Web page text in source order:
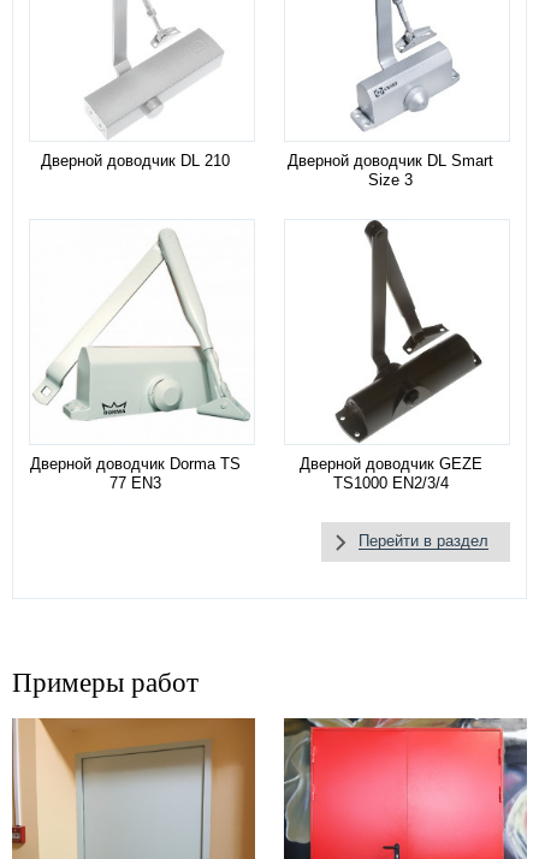
Дверной доводчик DL 210
Дверной доводчик DL Smart
Size 3
Дверной доводчик Dorma TS
77 EN3
Дверной доводчик GEZE
TS1000 EN2/3/4
Перейти в раздел
Примеры работ